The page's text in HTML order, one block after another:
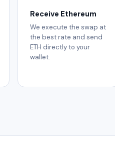
Receive Ethereum
We execute the swap at
the best rate and send
ETH directly to your
wallet.